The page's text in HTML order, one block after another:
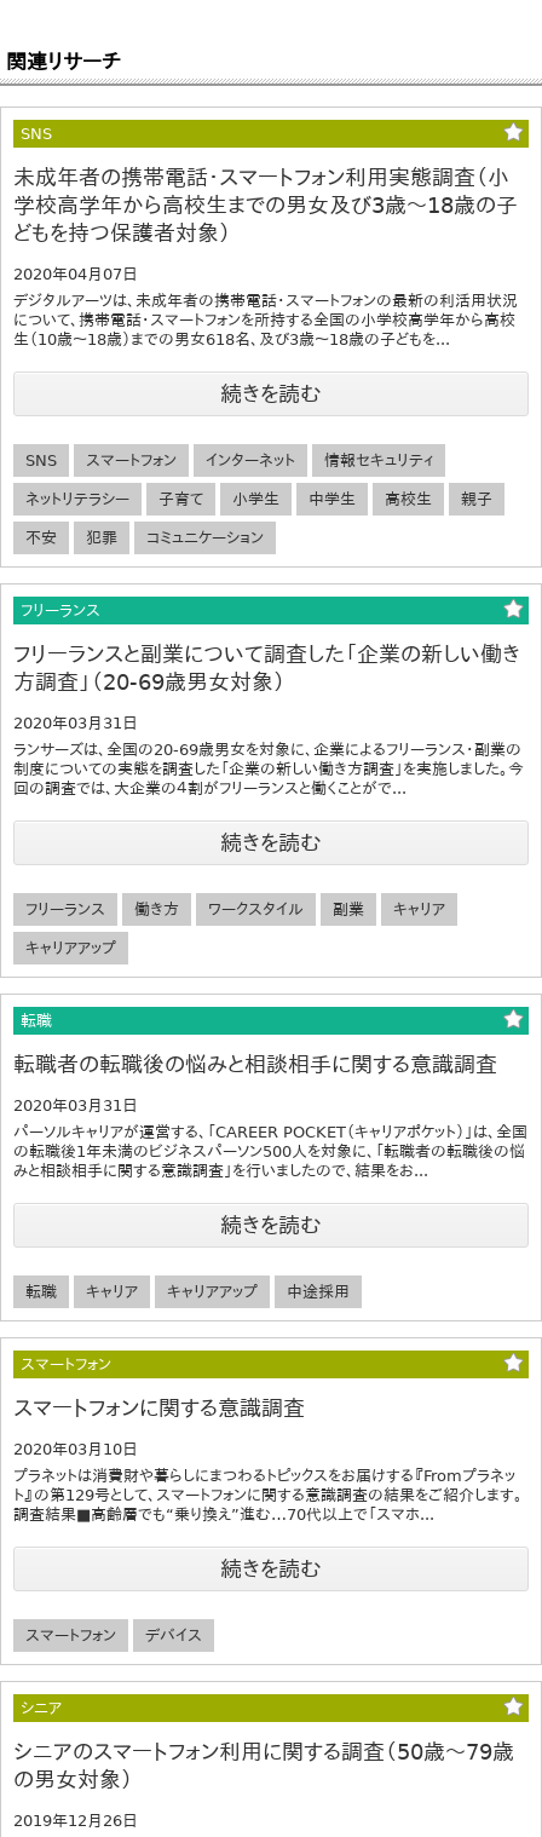
関連リサーチ
SNS
未成年者の携帯電話・スマートフォン利用実態調査（小
学校高学年から高校生までの男女及び3歳～18歳の子
どもを持つ保護者対象）
2020年04月07日
デジタルアーツは、未成年者の携帯電話・スマートフォンの最新の利活用状況
について、携帯電話・スマートフォンを所持する全国の小学校高学年から高校
生（10歳～18歳）までの男女618名、及び3歳～18歳の子どもを...
続きを読む
SNS スマートフォン インターネット 情報セキュリティ
ネットリテラシー 子育て 小学生 中学生 高校生 親子
不安 犯罪 コミュニケーション
フリーランス
フリーランスと副業について調査した「企業の新しい働き
方調査」（20-69歳男女対象）
2020年03月31日
ランサーズは、全国の20-69歳男女を対象に、企業によるフリーランス・副業の
制度についての実態を調査した「企業の新しい働き方調査」を実施しました。今
回の調査では、大企業の４割がフリーランスと働くことがで...
続きを読む
フリーランス 働き方 ワークスタイル 副業 キャリア
キャリアアップ
転職
転職者の転職後の悩みと相談相手に関する意識調査
2020年03月31日
パーソルキャリアが運営する、「CAREER POCKET（キャリアポケット）」は、全国
の転職後1年未満のビジネスパーソン500人を対象に、「転職者の転職後の悩
みと相談相手に関する意識調査」を行いましたので、結果をお...
続きを読む
転職 キャリア キャリアアップ 中途採用
スマートフォン
スマートフォンに関する意識調査
2020年03月10日
プラネットは消費財や暮らしにまつわるトピックスをお届けする『Fromプラネッ
ト』の第129号として、スマートフォンに関する意識調査の結果をご紹介します。
調査結果■高齢層でも“乗り換え”進む…70代以上で「スマホ...
続きを読む
スマートフォン デバイス
シニア
シニアのスマートフォン利用に関する調査（50歳～79歳
の男女対象）
2019年12月26日